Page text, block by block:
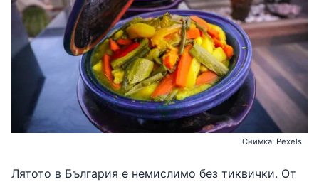
Снимка: Pexels
Лятото в България е немислимо без тиквички. От